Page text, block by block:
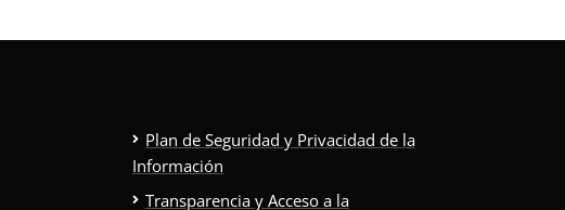
Plan de Seguridad y Privacidad de la
Información
Transparencia y Acceso a la